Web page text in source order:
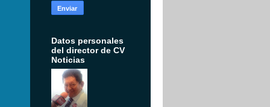
Datos personales
del director de CV
Noticias